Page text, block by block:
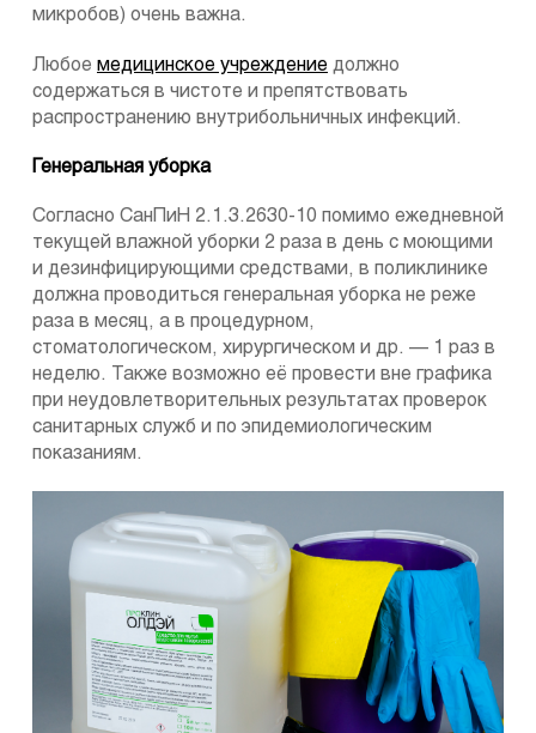
микробов) очень важна.
Любое медицинское учреждение должно
содержаться в чистоте и препятствовать
распространению внутрибольничных инфекций.
Генеральная уборка
Согласно СанПиН 2.1.3.2630-10 помимо ежедневной
текущей влажной уборки 2 раза в день с моющими
и дезинфицирующими средствами, в поликлинике
должна проводиться генеральная уборка не реже
раза в месяц, а в процедурном,
стоматологическом, хирургическом и др. — 1 раз в
неделю. Также возможно её провести вне графика
при неудовлетворительных результатах проверок
санитарных служб и по эпидемиологическим
показаниям.